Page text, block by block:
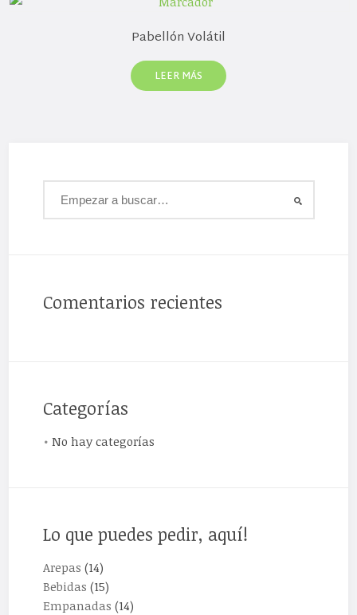
Pabellón Volátil
LEER MÁS
Comentarios recientes
Categorías
No hay categorías
Lo que puedes pedir, aquí!
Arepas (14)
Bebidas (15)
Empanadas (14)